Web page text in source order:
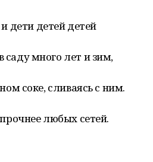
дети детей детей
саду много лет и зим,
соке, сливаясь с ним.
любых сетей.